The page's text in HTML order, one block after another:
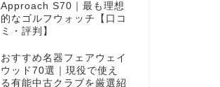
Approach S70｜最も理想
的なゴルフウォッチ【口コ
ミ・評判】
おすすめ名器フェアウェイ
ウッド70選｜現役で使え
る有能中古クラブを厳選紹